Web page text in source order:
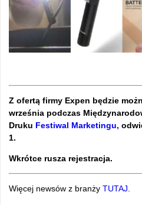
Z ofertą firmy Expen będzie
września podczas
Druku Festiwal Marketingu,
1.
Wkrótce rusza rejestracja.
Więcej newsów z branży TUTAJ